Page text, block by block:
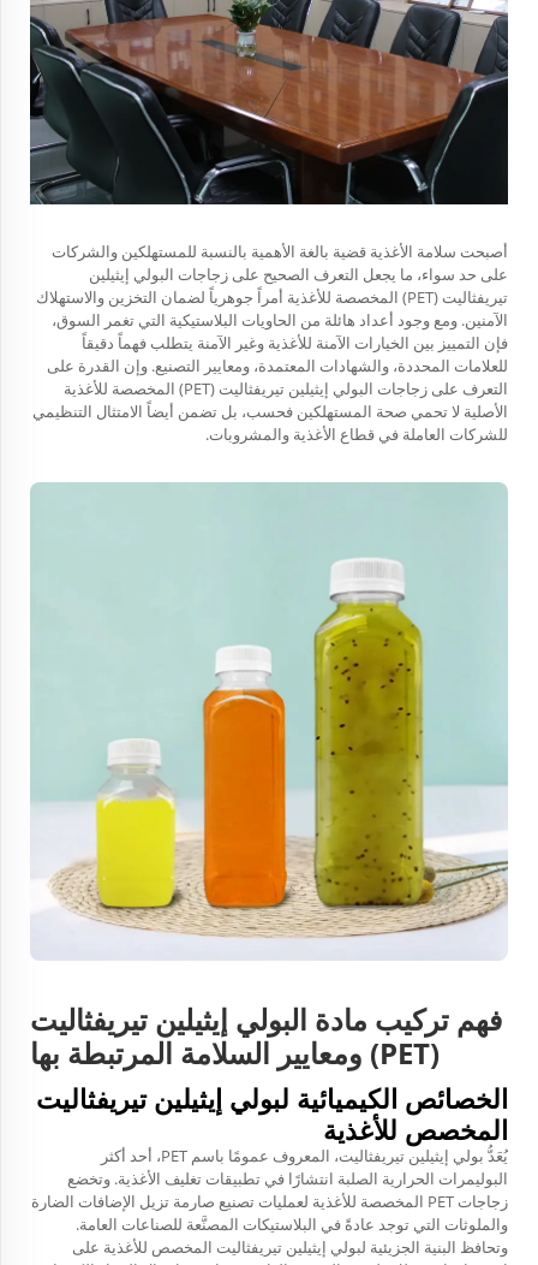
أصبحت سلامة الأغذية قضية بالغة الأهمية بالنسبة للمستهلكين والشركات
على حد سواء، ما يجعل التعرف الصحيح على زجاجات البولي إيثيلين
تيريفثاليت (PET) المخصصة للأغذية أمراً جوهرياً لضمان التخزين والاستهلاك
الآمنين. ومع وجود أعداد هائلة من الحاويات البلاستيكية التي تغمر السوق،
فإن التمييز بين الخيارات الآمنة للأغذية وغير الآمنة يتطلب فهماً دقيقاً
للعلامات المحددة، والشهادات المعتمدة، ومعايير التصنيع. وإن القدرة على
التعرف على زجاجات البولي إيثيلين تيريفثاليت (PET) المخصصة للأغذية
الأصلية لا تحمي صحة المستهلكين فحسب، بل تضمن أيضاً الامتثال التنظيمي
للشركات العاملة في قطاع الأغذية والمشروبات.
فهم تركيب مادة البولي إيثيلين تيريفثاليت
(PET) ومعايير السلامة المرتبطة بها
الخصائص الكيميائية لبولي إيثيلين تيريفثاليت
المخصص للأغذية
يُعَدُّ بولي إيثيلين تيريفثاليت، المعروف عمومًا باسم PET، أحد أكثر
البوليمرات الحرارية الصلبة انتشارًا في تطبيقات تغليف الأغذية. وتخضع
زجاجات PET المخصصة للأغذية لعمليات تصنيع صارمة تزيل الإضافات الضارة
والملوثات التي توجد عادةً في البلاستيكات المصنَّعة للصناعات العامة.
وتحافظ البنية الجزيئية لبولي إيثيلين تيريفثاليت المخصص للأغذية على